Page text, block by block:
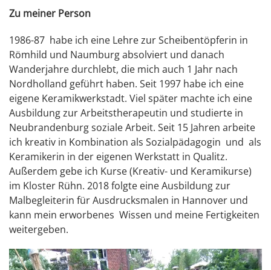
Zu meiner Person
1986-87 habe ich eine Lehre zur Scheibentöpferin in
Römhild und Naumburg absolviert und danach
Wanderjahre durchlebt, die mich auch 1 Jahr nach
Nordholland geführt haben. Seit 1997 habe ich eine
eigene Keramikwerkstadt. Viel später machte ich eine
Ausbildung zur Arbeitstherapeutin und studierte in
Neubrandenburg soziale Arbeit. Seit 15 Jahren arbeite
ich kreativ in Kombination als Sozialpädagogin und als
Keramikerin in der eigenen Werkstatt in Qualitz.
Außerdem gebe ich Kurse (Kreativ- und Keramikurse)
im Kloster Rühn. 2018 folgte eine Ausbildung zur
Malbegleiterin für Ausdrucksmalen in Hannover und
kann mein erworbenes Wissen und meine Fertigkeiten
weitergeben.